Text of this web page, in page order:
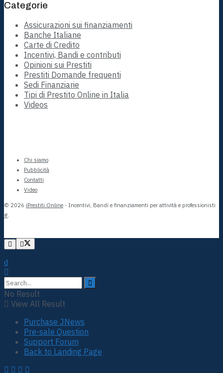
Categorie
Assicurazioni sui finanziamenti
Banche Italiane
Carte di Credito
Incentivi, Bandi e contributi
Opinioni sui Prestiti
Prestiti Domande frequenti
Sedi Finanziarie
Tipi di Prestito Online in Italia
Videos
Chi siamo
Pubblicità
Contatti
Video
© 2026 iPrestiti.Online - Incentivi, Bandi e finanziamenti per attività e professionisti
#.
No Result
View All Result
Purchase JNews
Pre-sale Question
Support Forum
Back to Landing Page